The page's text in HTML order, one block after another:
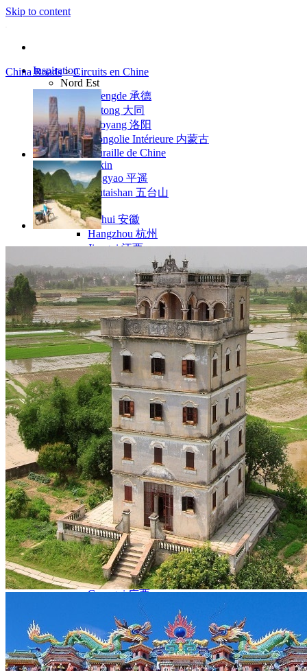
Skip to content
Inspiration
Nord Est
Chengde 承德
Datong 大同
Luoyang 洛阳
Mongolie Intérieure 内蒙古
Muraille de Chine
Pékin
Pingyao 平遥
Wutaishan 五台山
Côte Est
Anhui 安徽
Hangzhou 杭州
Jiangxi 江西
Montagnes Jaunes
Shandong 山东
Shanghai 上海
Suzhou 苏州
Nord Ouest
Gansu 甘肃
Dunhuang – 敦煌
Jiayuguan – 嘉峪关
Qinghai 青海
Xi’an 西安市
Xinjiang 新疆
Kashgar
Turpan
Sud Est
Canton 广州
Fujian 福建
Hong Kong 香港
Hunan 湖南
Ile d’Hainan 海南
Macao 澳门
Taïwan 台湾
Shenzhen
Sud Ouest
Chongqing 重庆
Guangxi 广西
Guizhou 贵州
Hubei
Sichuan 四川
Tibet 西藏
Yunnan 云南
China Roads > Circuits en Chine